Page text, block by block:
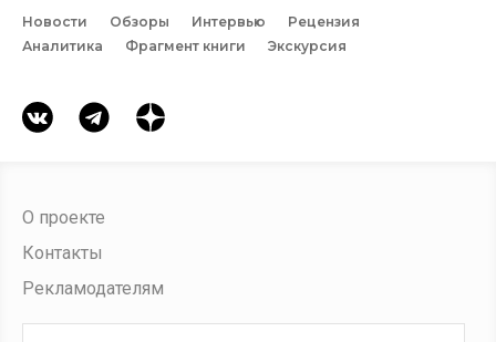
Новости Обзоры Интервью
Рецензия
Аналитика
Фрагмент книги Экскурсия
О проекте
Контакты
Рекламодателям